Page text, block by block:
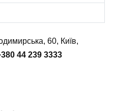
60, Київ,
44 239 3333